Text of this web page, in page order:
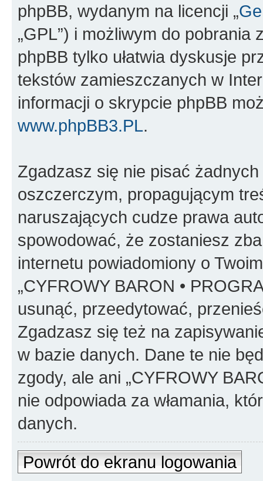
phpBB, wydanym na licencji „
„GPL”) i możliwym do pobrania
phpBB tylko ułatwia dyskusje
tekstów zamieszczanych w
informacji o skrypcie phpBB
www.phpBB3.PL.
Zgadzasz się nie pisać
oszczerczym, propagującym
naruszających cudze prawa
spowodować, że zostaniesz
internetu powiadomiony o
„CYFROWY BARON •
usunąć, przeedytować,
Zgadzasz się też na
w bazie danych. Dane te nie
zgody, ale ani „CYFROWY
nie odpowiada za włamania,
danych.
Powrót do ekranu logowania